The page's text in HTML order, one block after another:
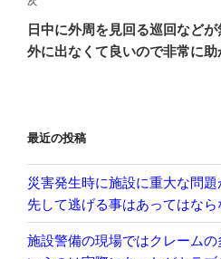
ー
シ
の
投
日中に外周を見回る巡回など
外に出なくて良いので非常に助
最近の投稿
災害発生時に施設に重大な問
先して逃げる事はあってはな
施設警備の現場ではクレーム